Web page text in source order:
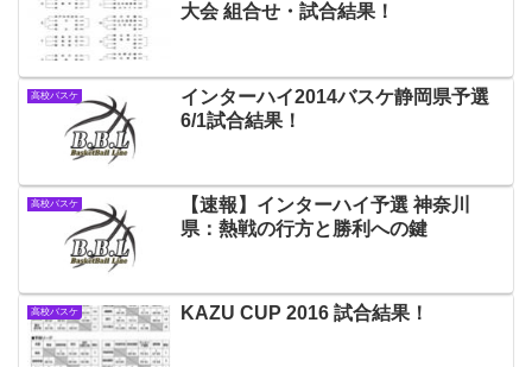
大会 組合せ・試合結果！
高校バスケ
インターハイ2014バスケ静岡県予選
6/1試合結果！
高校バスケ
【速報】インターハイ予選 神奈川
県：熱戦の行方と勝利への鍵
高校バスケ KAZU CUP 2016 試合結果！